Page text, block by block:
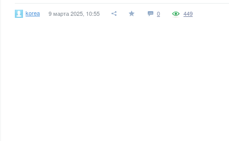
korea 9 марта 2025, 10:55 0 449